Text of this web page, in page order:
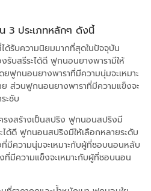
3 ประเภทหลักๆ ดังนี้
ด้รับความนิยมมากที่สุดในปัจจุบัน
รับสรีระได้ดี ฟูกนอนยางพารามีให้
ฟูกนอนยางพาราที่มีความนุ่มจะเหมาะ
ส่วนฟูกนอนยางพาราที่มีความแข็งจะ
ะชับ
รงสร้างเป็นสปริง ฟูกนอนสปริงมี
ด้ดี ฟูกนอนสปริงมีให้เลือกหลายระดับ
ความนุ่มจะเหมาะกับผู้ที่ชอบนอนหลับ
มีความแข็งจะเหมาะกับผู้ที่ชอบนอน